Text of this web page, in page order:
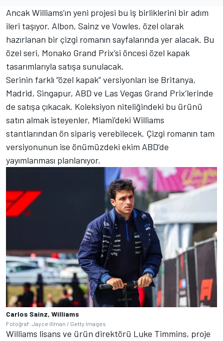
Ancak Williams’ın yeni projesi bu iş birliklerini bir adım
ileri taşıyor. Albon, Sainz ve Vowles, özel olarak
hazırlanan bir çizgi romanın sayfalarında yer alacak. Bu
özel seri, Monako Grand Prix’si öncesi özel kapak
tasarımlarıyla satışa sunulacak.
Serinin farklı “özel kapak” versiyonları ise Britanya,
Madrid, Singapur, ABD ve Las Vegas Grand Prix’lerinde
de satışa çıkacak. Koleksiyon niteliğindeki bu ürünü
satın almak isteyenler, Miami’deki Williams
stantlarından ön sipariş verebilecek. Çizgi romanın tam
versiyonunun ise önümüzdeki ekim ABD’de
yayımlanması planlanıyor.
Carlos Sainz, Williams
Fotoğraf: Jayce Illman / Getty Images
Williams lisans ve ürün direktörü Luke Timmins, proje